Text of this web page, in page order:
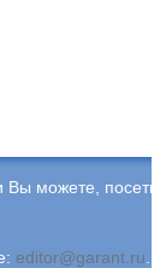
Вы можете,
editor@garant.ru